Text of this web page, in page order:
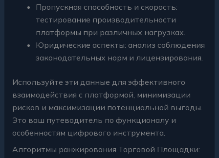
Пропускная способность и скорость:
тестирование производительности
платформы при различных нагрузках.
Юридические аспекты: анализ соблюдения
законодательных норм и лицензирования.
Используйте эти данные для эффективного
взаимодействия с платформой, минимизации
рисков и максимизации потенциальной выгоды.
Это ваш путеводитель по функционалу и
особенностям цифрового инструмента.
Алгоритмы ранжирования Торговой Площадки: